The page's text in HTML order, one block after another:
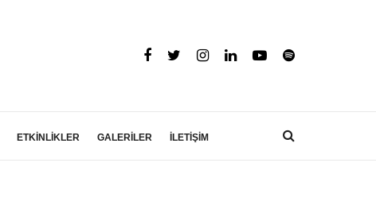
ETKİNLİKLER GALERİLER İLETİŞİM